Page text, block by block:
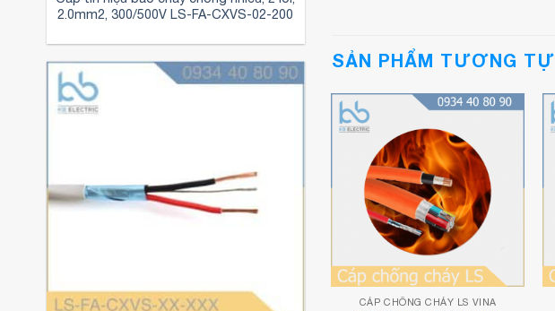
2.0mm2, 300/500V LS-FA-CXVS-02-200
SẢN PHẨM TƯƠNG TỰ
CÁP CHỐNG CHÁY LS VINA
LS VINA CÁP CHỐNG CHÁY LS VINA